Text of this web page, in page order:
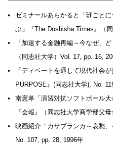
ゼミナールあらかると「班ごと
ぶ」『The Doshisha Times』（
「加速する金融再編～今なぜ、
（同志社大学）Vol. 17, pp. 16,
「ディベートを通して現代社会
PURPOSE』(同志社大学), No.
南憲孝「演習対抗ソフトボール大
『会報』（同志社大学商学部父
映画紹介「カサブランカ～哀愁、
No. 107, pp. 28, 1996年